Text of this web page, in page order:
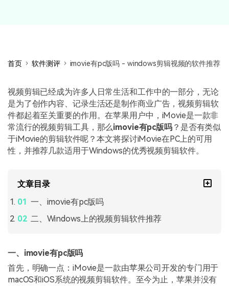
首页 软件测评 imovie有pc版吗 - windows剪辑视频的软件推荐
视频剪辑已经成为许多人日常生活和工作中的一部分，无论
是为了创作内容、记录生活还是制作商业广告，视频剪辑软
件都起着至关重要的作用。在苹果用户中，iMovie是一款非
常流行的视频剪辑工具，那么imovie有pc版吗？是否有类似
于iMovie的剪辑软件呢？本文将探讨iMovie在PC上的可用
性，并推荐几款适用于Windows的优秀视频剪辑软件。
文章目录
一、imovie有pc版吗
二、Windows上的视频剪辑软件推荐
一、imovie有pc版吗
首先，明确一点：iMovie是一款由苹果公司开发的专门用于
macOS和iOS系统的视频剪辑软件。至今为止，苹果并没有